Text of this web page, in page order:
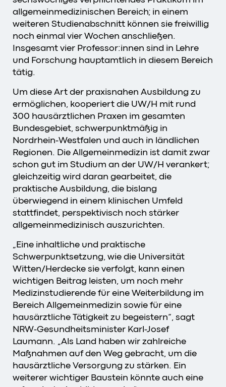
allgemeinmedizinischen Bereich; in einem
weiteren Studienabschnitt können sie freiwillig
noch einmal vier Wochen anschließen.
Insgesamt vier Professor:innen sind in Lehre
und Forschung hauptamtlich in diesem Bereich
tätig.
Um diese Art der praxisnahen Ausbildung zu
ermöglichen, kooperiert die UW/H mit rund
300 hausärztlichen Praxen im gesamten
Bundesgebiet, schwerpunktmäßig in
Nordrhein-Westfalen und auch in ländlichen
Regionen. Die Allgemeinmedizin ist damit zwar
schon gut im Studium an der UW/H verankert;
gleichzeitig wird daran gearbeitet, die
praktische Ausbildung, die bislang
überwiegend in einem klinischen Umfeld
stattfindet, perspektivisch noch stärker
allgemeinmedizinisch auszurichten.
„Eine inhaltliche und praktische
Schwerpunktsetzung, wie die Universität
Witten/Herdecke sie verfolgt, kann einen
wichtigen Beitrag leisten, um noch mehr
Medizinstudierende für eine Weiterbildung im
Bereich Allgemeinmedizin sowie für eine
hausärztliche Tätigkeit zu begeistern“, sagt
NRW-Gesundheitsminister Karl-Josef
Laumann. „Als Land haben wir zahlreiche
Maßnahmen auf den Weg gebracht, um die
hausärztliche Versorgung zu stärken. Ein
weiterer wichtiger Baustein könnte auch eine